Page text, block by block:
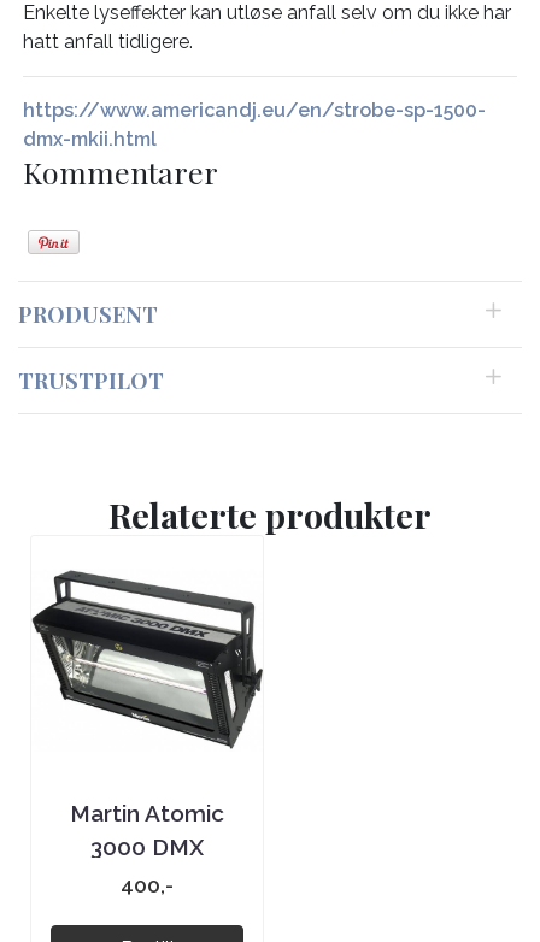
Enkelte lyseffekter kan utløse anfall selv om du ikke har
hatt anfall tidligere.
https://www.americandj.eu/en/strobe-sp-1500-
dmx-mkii.html
Kommentarer
PRODUSENT
TRUSTPILOT
Relaterte produkter
Martin Atomic
3000 DMX
400,-